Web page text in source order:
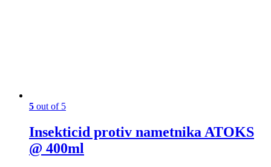
5 out of 5
Insekticid protiv nametnika ATOKS
@ 400ml